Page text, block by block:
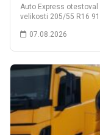
Auto Express
velikosti 205/55 R16
07.08.2026